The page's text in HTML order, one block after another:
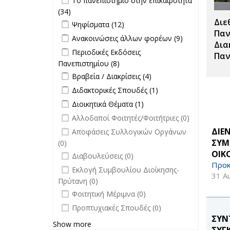
31
επιτροπών
επικαιρότητα filter
(34)
επικαιρότητα filter
Apply Ψηφίσματα filter
Ψηφίσματα (12)
Apply Ανακοινώσεις άλλων φορέων
filter
Ανακοινώσεις άλλων φορέων (9)
Ανακοινώσεις
Apply Περιοδικές Εκδόσεις
Πανεπιστημίου filter
Περιοδικές Εκδόσεις
Πανεπιστημίου (8)
Εκδόσεις
Πανεπιστημίου filter
Apply Βραβεία / Διακρίσεις filter
Βραβεία / Διακρίσεις (4)
Διακρίσεις
Apply Διδακτορικές Σπουδές filter
Διδακτορικές Σπουδές (1)
filter
Apply Διοικητικά Θέματα filter
Διοικητικά Θέματα (1)
undefined
Αλλοδαποί Φοιτητές/Φοιτήτριες (0)
undefined
Αποφάσεις Συλλογικών Οργάνων
(0)
undefined
Διαβουλεύσεις (0)
undefined
Εκλογή Συμβουλίου Διοίκησης-
Πρύτανη (0)
undefined
Φοιτητική Μέριμνα (0)
undefined
Προπτυχιακές Σπουδές (0)
Show more